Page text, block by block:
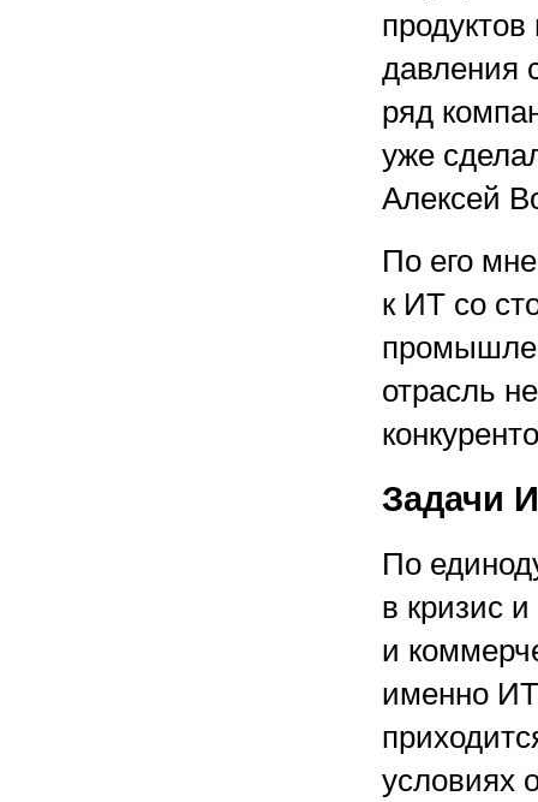
давления
ряд
уже
Алексей
По его
к ИТ со
отрасль
Задачи
По
в кризис
и
именно
условиях